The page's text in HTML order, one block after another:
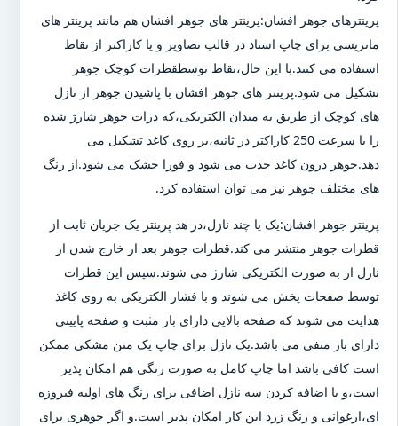
پرینترهای جوهر افشان:پرینتر های جوهر افشان هم مانند پرینتر های
ماتریسی برای چاپ اسناد در قالب تصاویر و یا کاراکتر از نقاط
استفاده می کنند.با این حال،نقاط توسطقطرات کوچک جوهر
تشکیل می شود.پرینتر های جوهر افشان با پاشیدن جوهر از نازل
های کوچک از طریق یه میدان الکتریکی،که ذرات جوهر شارژ شده
را با سرعت 250 کاراکتر در ثانیه،بر روی کاغذ تشکیل می
دهد.جوهر درون کاغذ جذب می شود و فورا خشک می شود.از رنگ
های مختلف جوهر نیز می توان استفاده کرد.
پرینتر جوهر افشان:یک یا چند نازل،در هد پرینتر یک جریان ثابت از
قطرات جوهر منتشر می کند.قطرات جوهر بعد از خارج شدن از
نازل از به صورت الکتریکی شارژ می شوند.سپس این قطرات
توسط صفحات پخش می شوند و با فشار الکتریکی به روی کاغذ
هدایت می شوند که صفحه بالایی دارای بار مثبت و صفحه پایینی
دارای بار منفی می باشد.یک نازل برای چاپ یک متن مشکی ممکن
است کافی باشد اما چاپ کامل به صورت رنگی هم امکان پذیر
است،و با اضافه کردن سه نازل اضافی برای رنگ های اولیه فیروزه
ای،ارغوانی و رنگ زرد این کار امکان پذیر است.و اگر جوهری برای